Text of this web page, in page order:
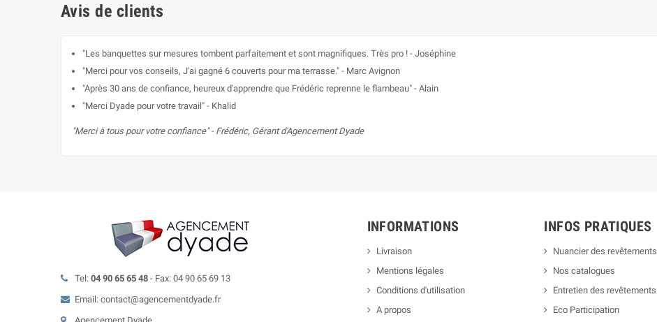
Avis de clients
"Les banquettes sur mesures tombent parfaitement et sont magnifiques. Très pro ! - Joséphine
"Merci pour vos conseils, J'ai gagné 6 couverts pour ma terrasse." - Marc Avignon
"Après 30 ans de confiance, heureux d'apprendre que Frédéric reprenne le flambeau" - Alain
"Merci Dyade pour votre travail" - Khalid
"Merci à tous pour votre confiance" - Frédéric, Gérant d'Agencement Dyade
Tel: 04 90 65 65 48 - Fax: 04 90 65 69 13
Email: contact@agencementdyade.fr
INFORMATIONS
Livraison
Mentions légales
Conditions d'utilisation
A propos
INFOS PRATIQUES
Nuancier des revêtements
Nos catalogues
Entretien des revêtements
Eco Participation